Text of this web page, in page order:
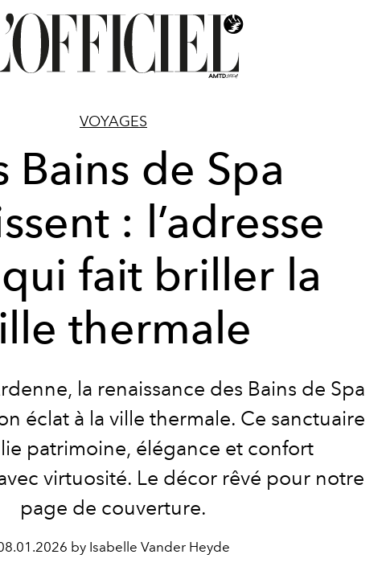
VOYAGES
Bains de Spa
: l’adresse
fait briller la
thermale
la renaissance des Bains de Spa
éclat à la ville thermale. Ce sanctuaire
patrimoine, élégance et confort
virtuosité. Le décor rêvé pour notre
page de couverture.
by Isabelle Vander Heyde